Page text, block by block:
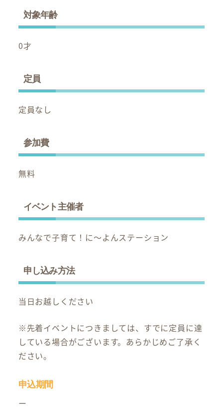
対象年齢
0才
定員
定員なし
参加費
無料
イベント主催者
みんなで子育て！に～よんステーション
申し込み方法
当日お越しください
※先着イベントにつきましては、すでに定員に達
している場合がございます。あらかじめご了承く
ださい。
申込期間
ー